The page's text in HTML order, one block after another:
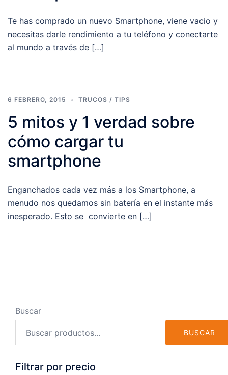
Te has comprado un nuevo Smartphone, viene vacio y
necesitas darle rendimiento a tu teléfono y conectarte
al mundo a través de […]
6 FEBRERO, 2015 TRUCOS / TIPS
5 mitos y 1 verdad sobre
cómo cargar tu
smartphone
Enganchados cada vez más a los Smartphone, a
menudo nos quedamos sin batería en el instante más
inesperado. Esto se convierte en […]
Buscar
BUSCAR
Filtrar por precio